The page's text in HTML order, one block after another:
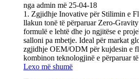
nga admin më 25-04-18
‌1. Zgjidhje Inovative për Stilimin e
llakun tonë të përparuar ‌Zero-
formulë e lehtë dhe jo ngjitëse e
salloni pa mbetje. Ideal për markat
‌zgjidhje OEM/ODM për kujdesin e
kombinon teknologjinë e përparuar
Lexo më shumë